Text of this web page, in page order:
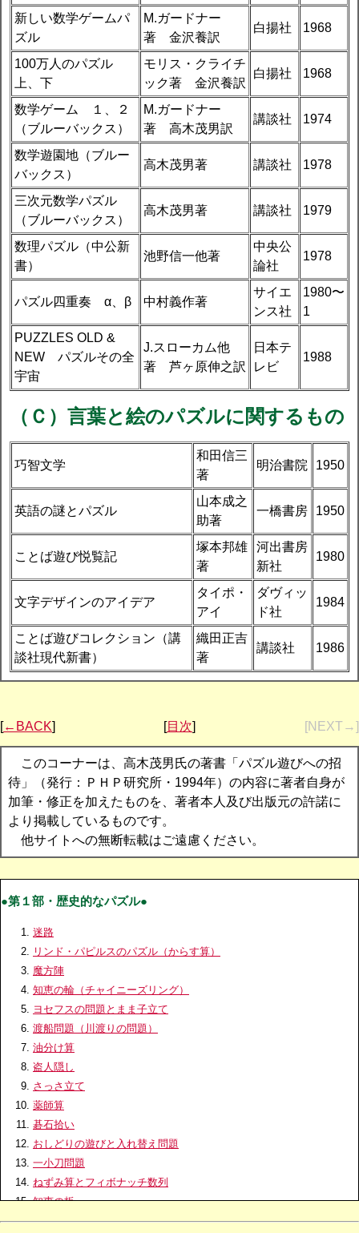
新しい数学ゲームパ
ズル
M.ガードナー
著 金沢養訳
白揚社 1968
100万人のパズル
上、下
モリス・クライチ
ック著 金沢養訳
白揚社 1968
数学ゲーム １、２
（ブルーバックス）
M.ガードナー
著 高木茂男訳
講談社 1974
数学遊園地（ブルー
バックス）
高木茂男著 講談社 1978
三次元数学パズル
（ブルーバックス）
高木茂男著 講談社 1979
数理パズル（中公新
書）
池野信一他著
中央公
論社
1978
パズル四重奏 α、β 中村義作著
サイエ
ンス社
1980〜
1
PUZZLES OLD &
NEW パズルその全
宇宙
J.スローカム他
著 芦ヶ原伸之訳
日本テ
レビ
1988
（Ｃ）言葉と絵のパズルに関するもの
巧智文学
和田信三
著
明治書院 1950
英語の謎とパズル
山本成之
助著
一橋書房 1950
ことば遊び悦覧記
塚本邦雄
著
河出書房
新社
1980
文字デザインのアイデア
タイポ・
アイ
ダヴィッ
ド社
1984
ことば遊びコレクション（講
談社現代新書）
織田正吉
著
講談社 1986
[←BACK] [目次] [NEXT→]
このコーナーは、高木茂男氏の著書「パズル遊びへの招
待」（発行：ＰＨＰ研究所・1994年）の内容に著者自身が
加筆・修正を加えたものを、著者本人及び出版元の許諾に
より掲載しているものです。
他サイトへの無断転載はご遠慮ください。
●第１部・歴史的なパズル●
迷路
リンド・パピルスのパズル（からす算）
魔方陣
知恵の輪（チャイニーズリング）
ヨセフスの問題とまま子立て
渡船問題（川渡りの問題）
油分け算
盗人隠し
さっさ立て
薬師算
碁石拾い
おしどりの遊びと入れ替え問題
一小刀問題
ねずみ算とフィボナッチ数列
知恵の板
虫食い算